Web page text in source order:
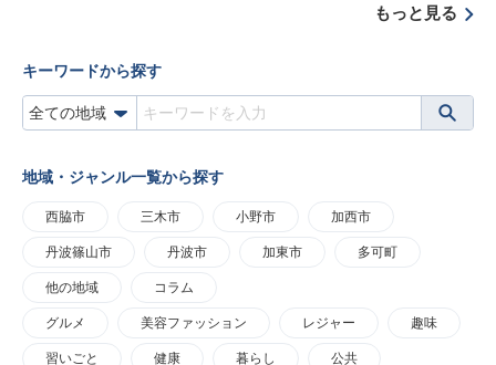
もっと見る
キーワードから探す
地域・ジャンル一覧から探す
西脇市 三木市 小野市 加西市
丹波篠山市 丹波市 加東市 多可町
他の地域 コラム
グルメ 美容ファッション レジャー 趣味
習いごと 健康 暮らし 公共